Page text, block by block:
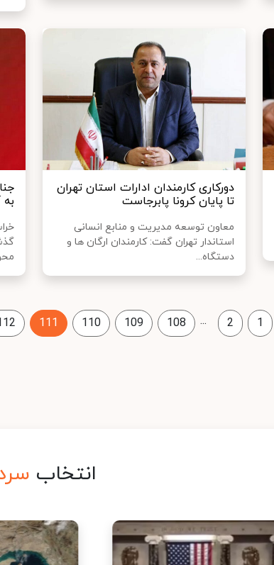
دورکاری کارمندان ادارات استان تهران
تا پایان کرونا پابرجاست
معاون توسعه مدیریت و منابع انسانی
استاندار تهران گفت: کارمندان ارگان ها و
دستگاه...
1
2
...
108
109
110
111
انتخاب